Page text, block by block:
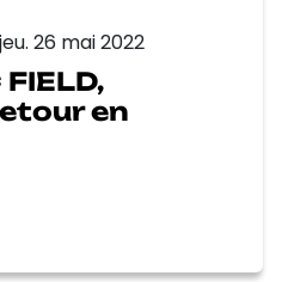
jeu. 26 mai 2022
en